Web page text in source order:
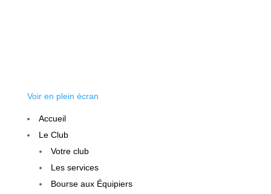
Voir en plein écran
Accueil
Le Club
Votre club
Les services
Bourse aux Équipiers